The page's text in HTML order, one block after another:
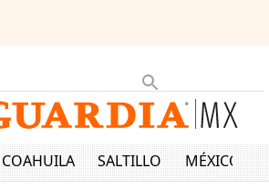
COAHUILA SALTILLO MÉXICO